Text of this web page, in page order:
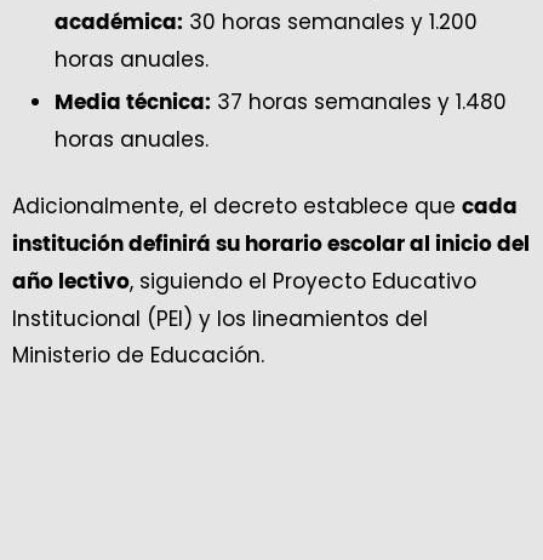
académica: 30 horas semanales y 1.200
horas anuales.
Media técnica: 37 horas semanales y 1.480
horas anuales.
Adicionalmente, el decreto establece que cada
institución definirá su horario escolar al inicio del
año lectivo, siguiendo el Proyecto Educativo
Institucional (PEI) y los lineamientos del
Ministerio de Educación.